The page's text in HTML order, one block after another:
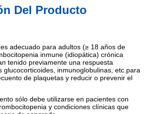
Del Producto
adecuado para adultos (≥ 18 años de
inmune (idiopática) crónica
tenido previamente una respuesta
glucocorticoides, inmunoglobulinas, etc.para
de plaquetas y reducir o prevenir el
sólo debe utilizarse en pacientes con
y condiciones clínicas que